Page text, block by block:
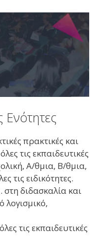
Ενότητες
πρακτικές και
τις εκπαιδευτικές
Α/θμια, Β/θμια,
τις ειδικότητες.
διδασκαλία και
λογισμικό,
τις εκπαιδευτικές